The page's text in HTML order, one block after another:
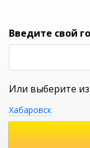
УНИВЕРСАЛЬНЫЙ
Введите свой
Или выберите из
Хабаровск